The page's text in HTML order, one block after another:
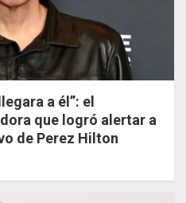
a él”: el
que logró alertar a
de Perez Hilton